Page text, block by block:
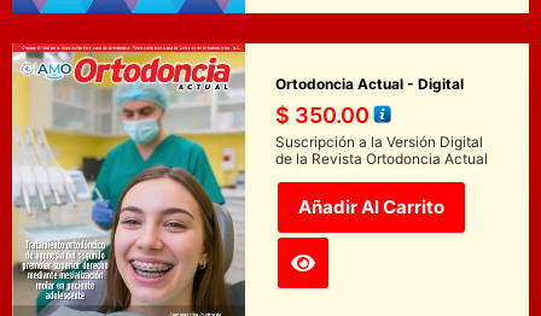
Ortodoncia Actual - Digital
$ 350.00
Suscripción a la Versión Digital
de la Revista Ortodoncia Actual
Añadir Al Carrito